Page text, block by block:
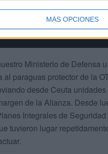
MÁS OPCIONES
Ministerio de Defensa
paraguas protector de la
desde Ceuta
de la Alianza. Desde
Integrales de
tuvieron lugar